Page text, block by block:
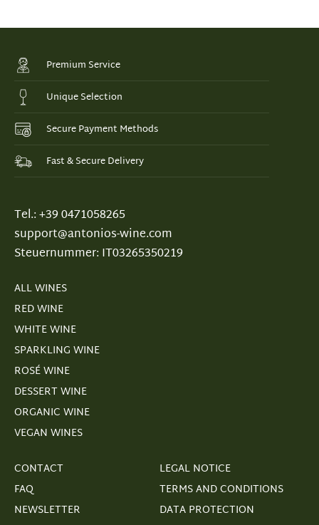
Premium Service
Unique Selection
Secure Payment Methods
Fast & Secure Delivery
Tel.: +39 0471058265
support@antonios-wine.com
Steuernummer: IT03265350219
ALL WINES
RED WINE
WHITE WINE
SPARKLING WINE
ROSÉ WINE
DESSERT WINE
ORGANIC WINE
VEGAN WINES
CONTACT
FAQ
NEWSLETTER
LEGAL NOTICE
TERMS AND CONDITIONS
DATA PROTECTION